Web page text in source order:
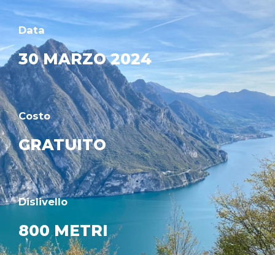
Data
30 MARZO 2024
Costo
GRATUITO
Dislivello
800 METRI